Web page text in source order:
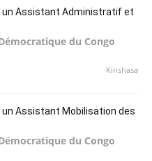
un Assistant Administratif et
du Congo
Kinshasa
un Assistant Mobilisation des
du Congo